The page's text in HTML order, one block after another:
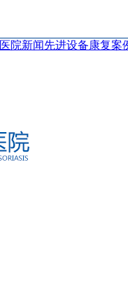
医院新闻先进设备康复案